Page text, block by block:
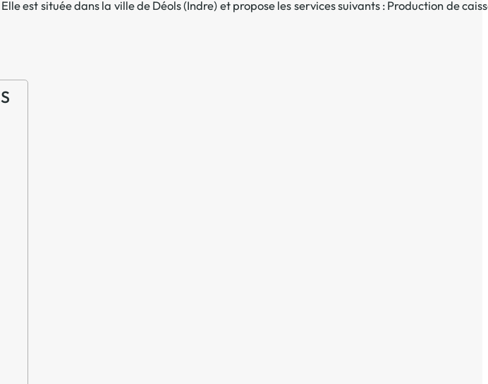
est située dans la ville deDéols(Indre) et propose les services suivants :Production de